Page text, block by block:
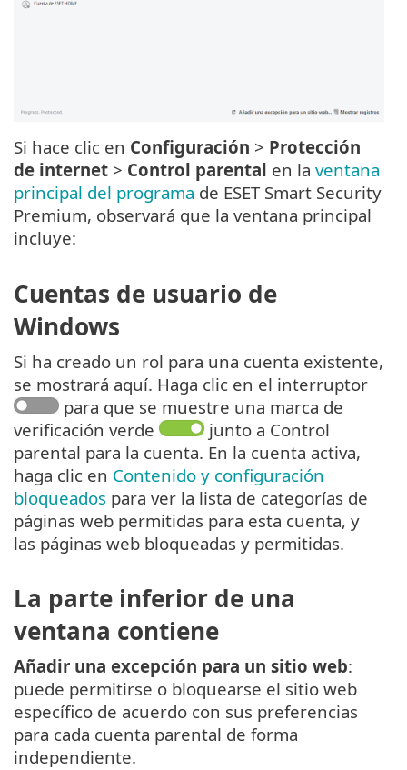
Si hace clic en Configuración > Protección
de internet > Control parental en la ventana
principal del programa de ESET Smart Security
Premium, observará que la ventana principal
incluye:
Cuentas de usuario de
Windows
Si ha creado un rol para una cuenta existente,
se mostrará aquí. Haga clic en el interruptor
para que se muestre una marca de
verificación verde
junto a Control
parental para la cuenta. En la cuenta activa,
haga clic en Contenido y configuración
bloqueados para ver la lista de categorías de
páginas web permitidas para esta cuenta, y
las páginas web bloqueadas y permitidas.
La parte inferior de una
ventana contiene
Añadir una excepción para un sitio web:
puede permitirse o bloquearse el sitio web
específico de acuerdo con sus preferencias
para cada cuenta parental de forma
independiente.